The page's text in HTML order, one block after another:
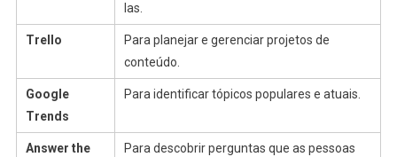
las.
Trello
Para planejar e gerenciar projetos de
conteúdo.
Google
Trends
Para identificar tópicos populares e atuais.
Answer the
Para descobrir perguntas que as pessoas